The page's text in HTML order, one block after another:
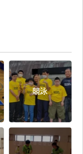
競泳